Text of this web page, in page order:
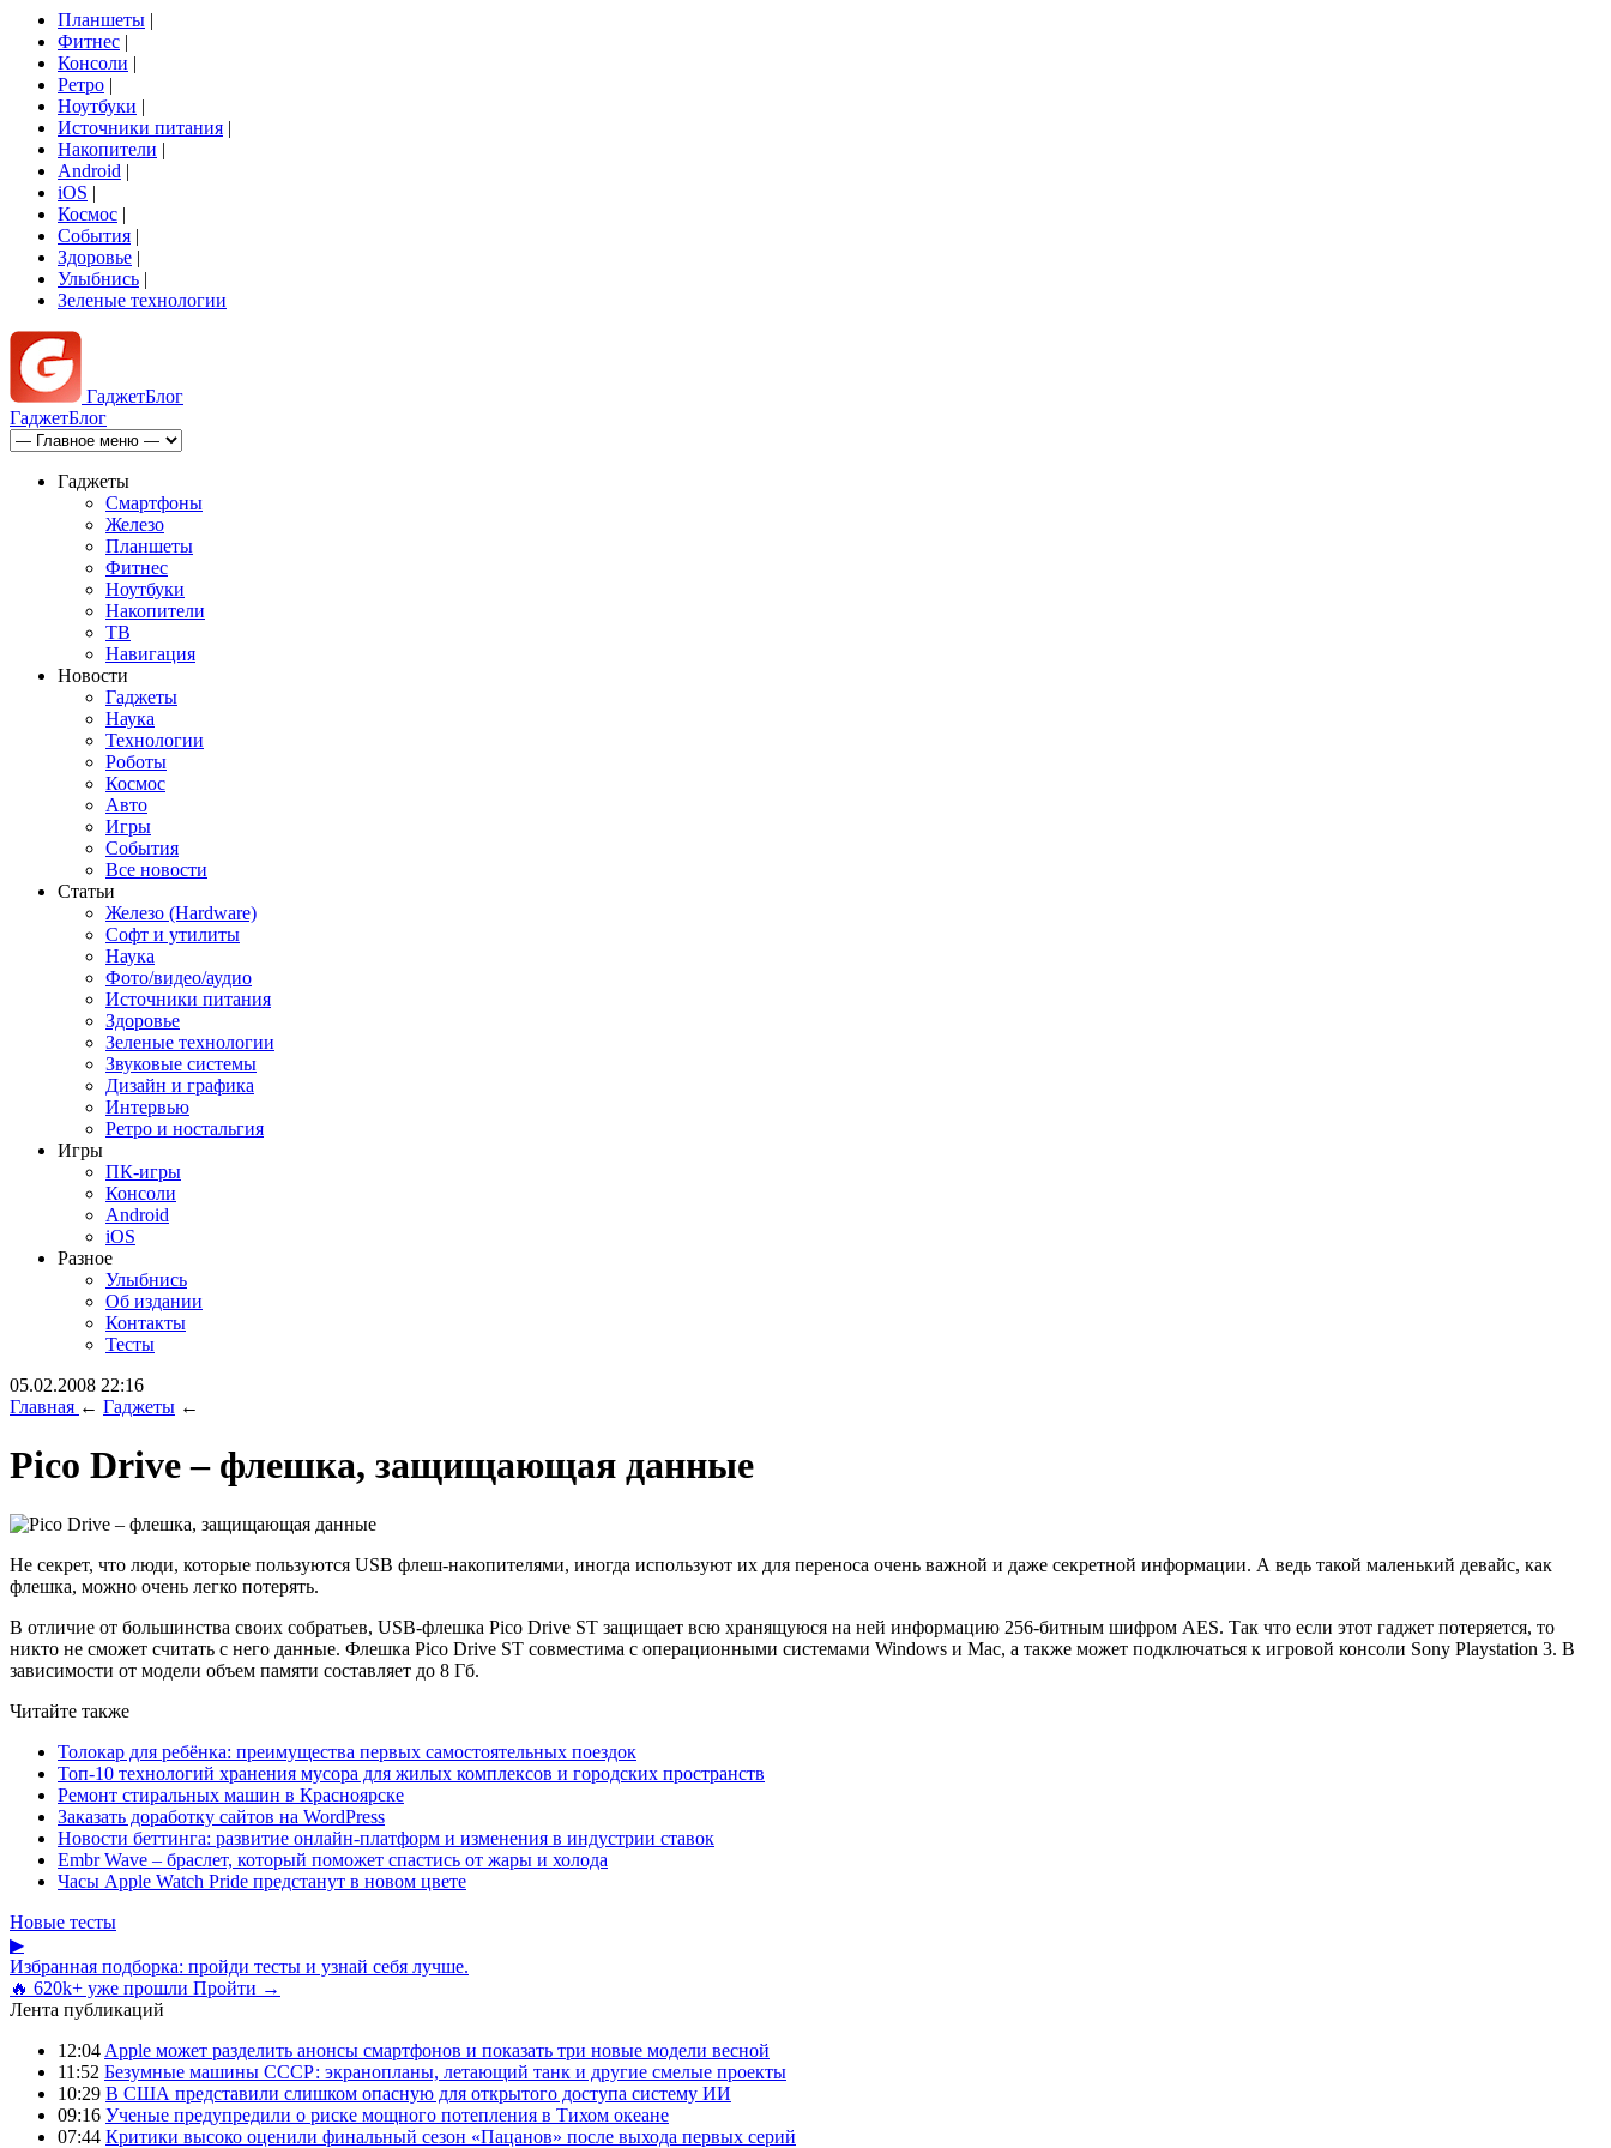
Планшеты |
Фитнес |
Консоли |
Ретро |
Ноутбуки |
Источники питания |
Накопители |
Android |
iOS |
Космос |
События |
Здоровье |
Улыбнись |
Зеленые технологии
ГаджетБлог
ГаджетБлог
Гаджеты
Смартфоны
Железо
Планшеты
Фитнес
Ноутбуки
Накопители
ТВ
Навигация
Новости
Гаджеты
Наука
Технологии
Роботы
Космос
Авто
Игры
События
Все новости
Статьи
Железо (Hardware)
Софт и утилиты
Наука
Фото/видео/аудио
Источники питания
Здоровье
Зеленые технологии
Звуковые системы
Дизайн и графика
Интервью
Ретро и ностальгия
Игры
ПК-игры
Консоли
Android
iOS
Разное
Улыбнись
Об издании
Контакты
Тесты
05.02.2008 22:16
Главная ← Гаджеты ←
Pico Drive – флешка, защищающая данные
Не секрет, что люди, которые пользуются USB флеш-накопителями, иногда используют их для переноса очень важной и даже секретной информации. А ведь такой маленький девайс, как
флешка, можно очень легко потерять.
В отличие от большинства своих собратьев, USB-флешка Pico Drive ST защищает всю хранящуюся на ней информацию 256-битным шифром AES. Так что если этот гаджет потеряется, то
никто не сможет считать с него данные. Флешка Pico Drive ST совместима с операционными системами Windows и Mac, а также может подключаться к игровой консоли Sony Playstation 3. В
зависимости от модели объем памяти составляет до 8 Гб.
Читайте также
Толокар для ребёнка: преимущества первых самостоятельных поездок
Топ-10 технологий хранения мусора для жилых комплексов и городских пространств
Ремонт стиральных машин в Красноярске
Заказать доработку сайтов на WordPress
Новости беттинга: развитие онлайн-платформ и изменения в индустрии ставок
Embr Wave – браслет, который поможет спастись от жары и холода
Часы Apple Watch Pride предстанут в новом цвете
Новые тесты
▶
Избранная подборка: пройди тесты и узнай себя лучше.
🔥 620k+ уже прошли Пройти →
Лента публикаций
12:04 Apple может разделить анонсы смартфонов и показать три новые модели весной
11:52 Безумные машины СССР: экранопланы, летающий танк и другие смелые проекты
10:29 В США представили слишком опасную для открытого доступа систему ИИ
09:16 Ученые предупредили о риске мощного потепления в Тихом океане
07:44 Критики высоко оценили финальный сезон «Пацанов» после выхода первых серий